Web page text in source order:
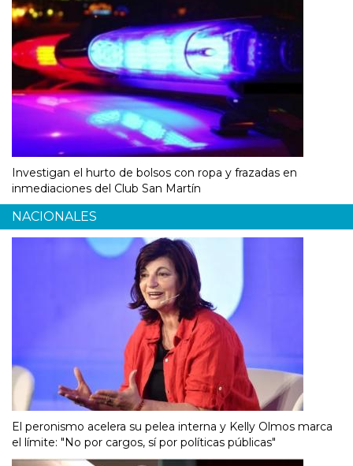
Investigan el hurto de bolsos con ropa y frazadas en
inmediaciones del Club San Martín
NACIONALES
El peronismo acelera su pelea interna y Kelly Olmos marca
el límite: "No por cargos, sí por políticas públicas"